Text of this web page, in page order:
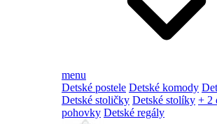
menu
Detské postele Detské komody
Detské stoličky Detské stolíky + 2
pohovky Detské regály